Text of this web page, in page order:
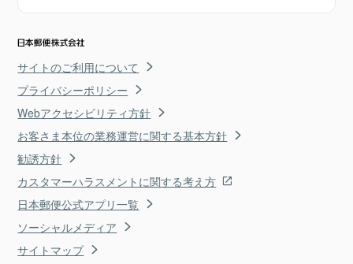
サイトのご利用について
プライバシーポリシー
Webアクセシビリティ方針
お客さま本位の業務運営に関する基本方針
勧誘方針
カスタマーハラスメントに関する考え方
日本郵便公式アプリ一覧
ソーシャルメディア
サイトマップ